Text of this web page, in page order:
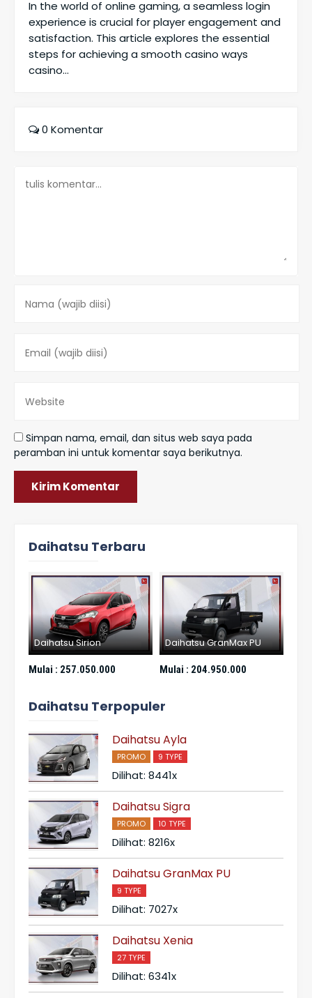
In the world of online gaming, a seamless login
experience is crucial for player engagement and
satisfaction. This article explores the essential
steps for achieving a smooth casino ways
casino...
0 Komentar
Simpan nama, email, dan situs web saya pada
peramban ini untuk komentar saya berikutnya.
Daihatsu Terbaru
Daihatsu GranMax PU
Mulai : 204.950.000
Daihatsu Sigra
Mulai : 176.050.000
Daihatsu Terpopuler
Daihatsu Ayla
PROMO 9 TYPE
Dilihat: 8441x
Daihatsu Sigra
PROMO 10 TYPE
Dilihat: 8216x
Daihatsu GranMax PU
9 TYPE
Dilihat: 7027x
Daihatsu Xenia
27 TYPE
Dilihat: 6341x